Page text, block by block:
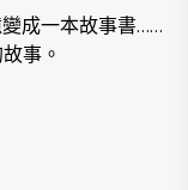
成一本故事書……
事。